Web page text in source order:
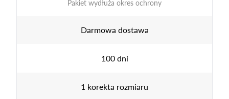
Pakiet wydłuża okres ochrony
Darmowa dostawa
100 dni
1 korekta rozmiaru